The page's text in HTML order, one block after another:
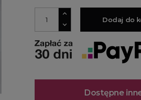
Dodaj do
Dostępne